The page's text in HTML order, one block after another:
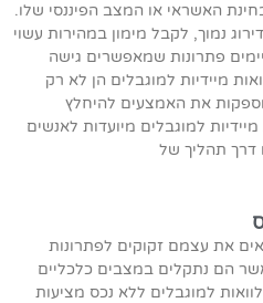
האשראי או המצב הפיננסי שלו.
נמוך, לקבל מימון במהירות עשוי
פתרונות שמאפשרים גישה
מיידיות למוגבלים הן לא רק
את האמצעים להיחלץ
למוגבלים מיועדות לאנשים
דרך תהליך של
את עצמם זקוקים לפתרונות
הם נתקלים במצבים כלכליים
למוגבלים ללא נכס מציעות